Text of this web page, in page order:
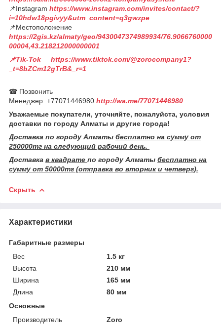
📌Instagram https://www.instagram.com/invites/contact/?
i=10hdw18pgivyy&utm_content=q3gwzpe
📌Местоположение
https://2gis.kz/almaty/geo/9430047374989934/76.9066760000
00004,43.218212000000001
📌Tik-Tok https://www.tiktok.com/@zorocompany1?
_t=8bZCm12gTrB&_r=1
☎ Позвонить
Менеджер +77071446980 http://wa.me/77071446980
Уважаемые покупатели, уточняйте, пожалуйста, условия
доставки по городу Алматы и другие города!
Доставка по городу Алматы бесплатно на сумму от
250000тг на следующий рабочий день.
Доставка в квадрате по городу Алматы бесплатно на
сумму от 50000тг (отправка во вторник и четверг).
Скрыть
Характеристики
Габаритные размеры
Вес
1.5 кг
Высота
210 мм
Ширина
165 мм
Длина
80 мм
Основные
Производитель
Zoro